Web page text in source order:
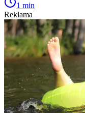
1 min
Reklama